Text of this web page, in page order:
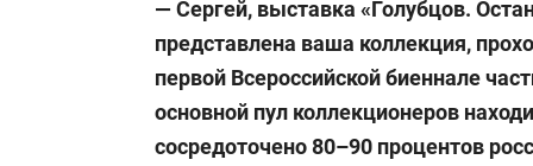
— Сергей, выставка «Голубцов.
представлена ваша коллекция,
первой Всероссийской биеннале
основной пул коллекционеров
сосредоточено 80–90 процентов